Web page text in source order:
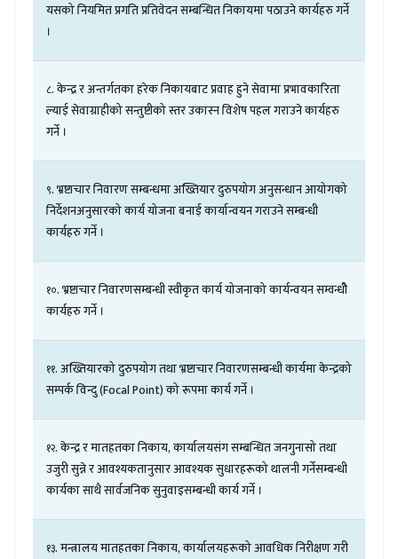
यसकोनियमितप्रगतिप्रतिवेदनसम्बन्धितनिकायमापठाउनेकार्यहरुगर्ने
।
८.केन्द्ररअन्तर्गतकाहरेकनिकायबाटप्रवाहहुनेसेवामाप्रभावकारिता
ल्याईसेवाग्राहीकोसन्तुष्टीकोस्तरउकास्नविशेषपहलगराउनेकार्यहरु
गर्ने ।
९.भ्रष्टाचारनिवारणसम्बन्धमाअख्तियारदुरुपयोगअनुसन्धानआयोगको
निर्देशनअनुसारकोकार्ययोजनाबनाईकार्यान्वयनगराउनेसम्बन्धी
कार्यहरुगर्ने ।
१०.भ्रष्टाचारनिवारणसम्बन्धीस्वीकृतकार्ययोजनाकोकार्यन्वयनसम्वन्धीे
कार्यहरुगर्ने ।
११.अख्तियारकोदुरुपयोगतथाभ्रष्टाचारनिवारणसम्बन्धीकार्यमाकेन्द्रको
सम्पर्कविन्दु(FocalPoint)कोरूपमाकार्यगर्ने ।
१२.केन्द्ररमातहतकानिकाय,कार्यालयसंगसम्बन्धितजनगुनासोतथा
उजुरीसुन्नेरआवश्यकतानुसारआवश्यकसुधारहरूकोथालनीगर्नेसम्बन्धी
कार्यकासाथैसार्वजनिकसुनुवाइसम्बन्धीकार्यगर्ने ।
१३.मन्त्रालयमातहतकानिकाय,कार्यालयहरूकोआवधिकनिरीक्षणगरी